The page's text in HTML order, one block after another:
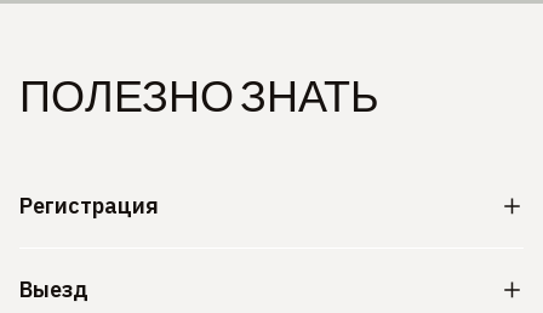
ПОЛЕЗНО ЗНАТЬ
Регистрация
Выезд